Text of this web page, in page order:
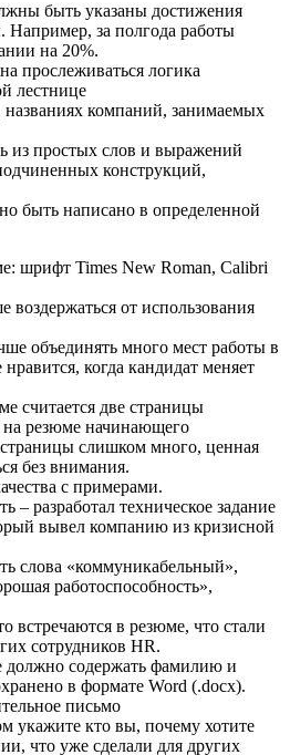
быть указаны достижения
Например, за полгода работы
на 20%.
прослеживаться логика
лестнице
названиях компаний, занимаемых
из простых слов и выражений
конструкций,
быть написано в определенной
шрифт Times New Roman, Calibri
от использования
объединять много мест работы в
когда кандидат меняет
считается две страницы
резюме начинающего
слишком много, ценная
без внимания.
с примерами.
– разработал техническое задание
вывел компанию из кризисной
слова «коммуникабельный»,
работоспособность»,
встречаются в резюме, что стали
сотрудников HR.
должно содержать фамилию и
в формате Word (.docx).
письмо
укажите кто вы, почему хотите
что уже сделали для других